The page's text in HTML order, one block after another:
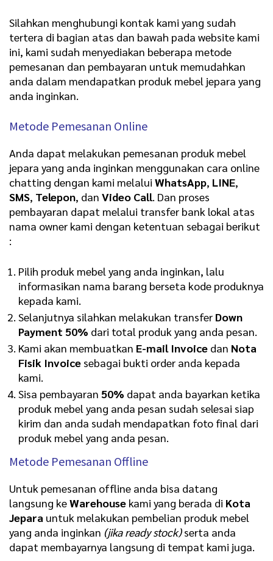
Silahkan menghubungi kontak kami yang sudah
tertera di bagian atas dan bawah pada website kami
ini, kami sudah menyediakan beberapa metode
pemesanan dan pembayaran untuk memudahkan
anda dalam mendapatkan produk mebel jepara yang
anda inginkan.
Metode Pemesanan Online
Anda dapat melakukan pemesanan produk mebel
jepara yang anda inginkan menggunakan cara online
chatting dengan kami melalui WhatsApp, LINE,
SMS, Telepon, dan Video Call. Dan proses
pembayaran dapat melalui transfer bank lokal atas
nama owner kami dengan ketentuan sebagai berikut
:
Pilih produk mebel yang anda inginkan, lalu
informasikan nama barang berseta kode produknya
kepada kami.
Selanjutnya silahkan melakukan transfer Down
Payment 50% dari total produk yang anda pesan.
Kami akan membuatkan E-mail Invoice dan Nota
Fisik Invoice sebagai bukti order anda kepada
kami.
Sisa pembayaran 50% dapat anda bayarkan ketika
produk mebel yang anda pesan sudah selesai siap
kirim dan anda sudah mendapatkan foto final dari
produk mebel yang anda pesan.
Metode Pemesanan Offline
Untuk pemesanan offline anda bisa datang
langsung keWarehouse kami yang berada di Kota
Jepara untuk melakukan pembelian produk mebel
yang anda inginkan (jika ready stock)serta anda
dapat membayarnya langsung di tempat kami juga.